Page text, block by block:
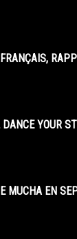
DANCE YOUR
MUCHA EN